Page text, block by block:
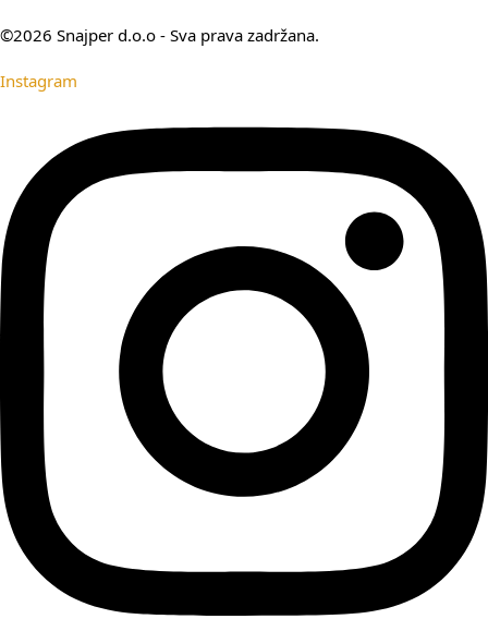
©2026 Snajper d.o.o - Sva prava zadržana.
Instagram